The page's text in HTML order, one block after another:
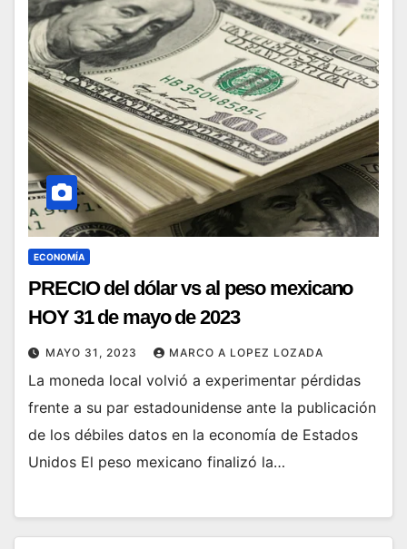
ECONOMÍA
PRECIO del dólar vs al peso mexicano
HOY 31 de mayo de 2023
MAYO 31, 2023 MARCO A LOPEZ LOZADA
La moneda local volvió a experimentar pérdidas
frente a su par estadounidense ante la publicación
de los débiles datos en la economía de Estados
Unidos El peso mexicano finalizó la…